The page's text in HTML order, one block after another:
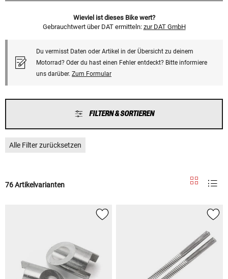
Wieviel ist dieses Bike wert?
Gebrauchtwert über DAT ermitteln: zur DAT GmbH
Du vermisst Daten oder Artikel in der Übersicht zu deinem
Motorrad? Oder du hast einen Fehler entdeckt? Bitte informiere
uns darüber. Zum Formular
FILTERN & SORTIEREN
Alle Filter zurücksetzen
76 Artikelvarianten